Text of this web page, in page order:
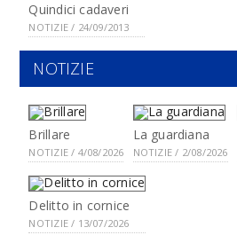
Quindici cadaveri
NOTIZIE / 24/09/2013
NOTIZIE
Brillare
NOTIZIE / 4/08/2026
La guardiana
NOTIZIE / 2/08/2026
Delitto in cornice
NOTIZIE / 13/07/2026